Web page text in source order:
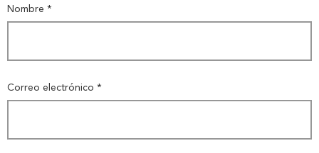
Nombre *
Correo electrónico *